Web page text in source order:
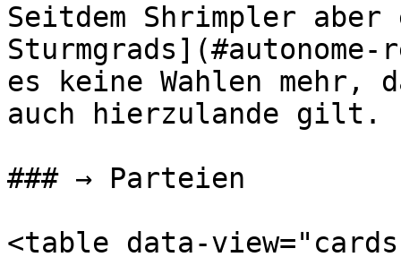
Seitdem Shrimpler
es keine Wahlen
auch hierzulande gilt.
### → Parteien
<table data-